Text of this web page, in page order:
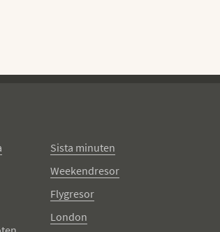
Sista minuten
Weekendresor
Flygresor
London